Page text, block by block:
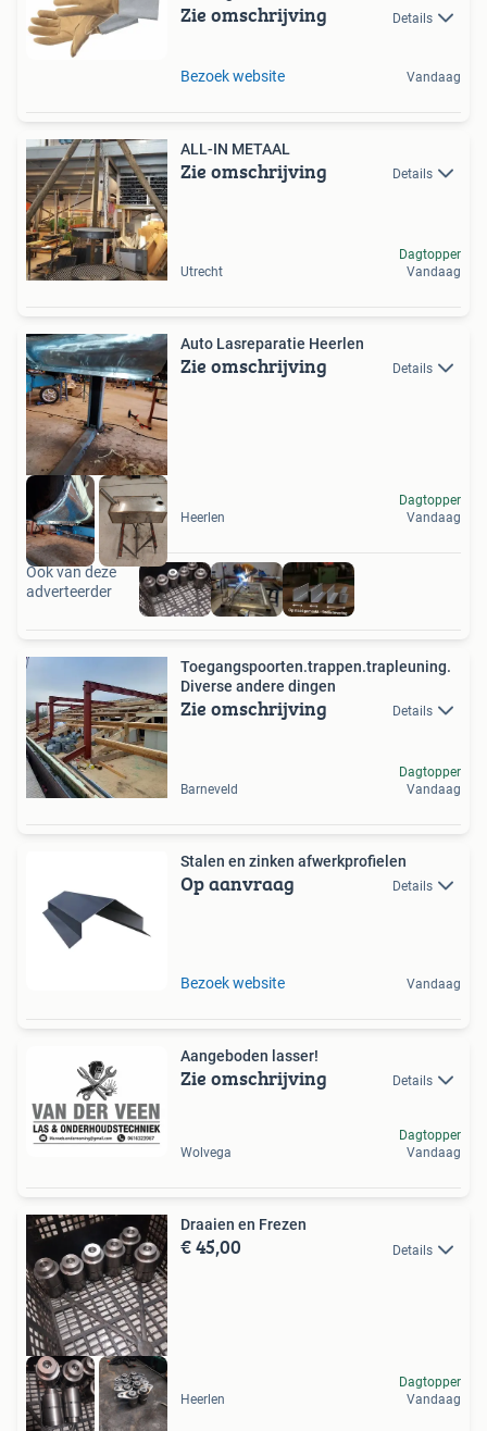
Zie omschrijving Details
Bezoek website Vandaag
ALL-IN METAAL
Zie omschrijving Details
Utrecht
Dagtopper
Vandaag
Auto Lasreparatie Heerlen
Zie omschrijving Details
Heerlen
Dagtopper
Vandaag
Ook van deze
adverteerder
Toegangspoorten.trappen.trapleuning.
Diverse andere dingen
Zie omschrijving Details
Barneveld
Dagtopper
Vandaag
Stalen en zinken afwerkprofielen
Op aanvraag Details
Bezoek website Vandaag
Aangeboden lasser!
Zie omschrijving Details
Wolvega
Dagtopper
Vandaag
Draaien en Frezen
€ 45,00 Details
Heerlen
Dagtopper
Vandaag